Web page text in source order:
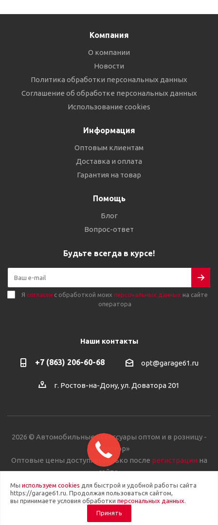
Компания
О компании
Новости
Политика обработки персональных данных
Соглашение об обработке персональных данных
Использование cookies
Информация
Оптовым клиентам
Доставка и оплата
Гарантия на товар
Помощь
Блог
Вопрос-ответ
Будьте всегда в курсе!
Я согласен с обработкой моих персональных данных на сайте
оператора
Наши контакты
+7 (863) 206-60-68 opt@garage61.ru
г. Ростов-на-Дону, ул. Доватора 201
2026 © Автомобильные аксессуары оптом и в розницу -
«Автостор»
Оптовые цены доступны только после регистрации на
сайте.
Мы используем cookies для быстрой и удобной работы сайта
https://garage61.ru. Продолжая пользоваться сайтом,
вы принимаете условия обработки персональных данных.
Принять